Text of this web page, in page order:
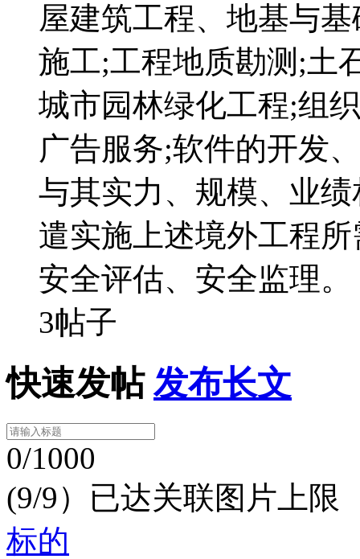
屋建筑工程、地基与
施工;工程地质勘测;土
城市园林绿化工程;组
广告服务;软件的开发
与其实力、规模、业
遣实施上述境外工程
安全评估、安全监理。
3帖子
快速发帖 发布长文
0/1000
(9/9）已达关联图片上限
标的